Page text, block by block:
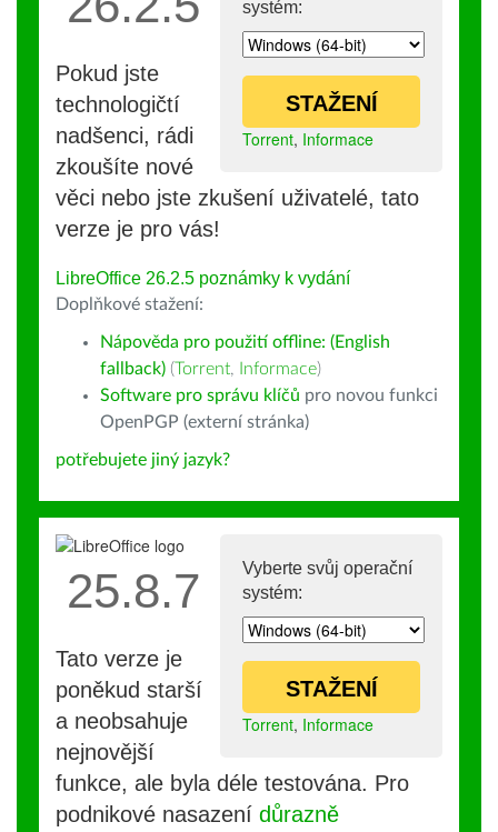
systém:
STAŽENÍ
Torrent, Informace
Pokud jste
technologičtí
nadšenci, rádi
zkoušíte nové
věci nebo jste zkušení uživatelé, tato
verze je pro vás!
LibreOffice 26.2.5 poznámky k vydání
Doplňkové stažení:
Nápověda pro použití offline: (English
fallback) (Torrent, Informace)
Software pro správu klíčů pro novou funkci
OpenPGP (externí stránka)
potřebujete jiný jazyk?
Vyberte svůj operační
systém:
STAŽENÍ
Torrent, Informace
25.8.7
Tato verze je
poněkud starší
a neobsahuje
nejnovější
funkce, ale byla déle testována. Pro
podnikové nasazení důrazně